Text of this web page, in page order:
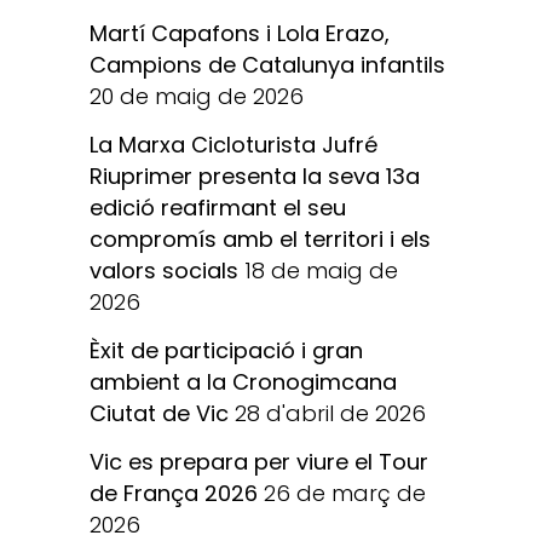
Martí Capafons i Lola Erazo,
Campions de Catalunya infantils
20 de maig de 2026
La Marxa Cicloturista Jufré
Riuprimer presenta la seva 13a
edició reafirmant el seu
compromís amb el territori i els
valors socials 18 de maig de
2026
Èxit de participació i gran
ambient a la Cronogimcana
Ciutat de Vic 28 d'abril de 2026
Vic es prepara per viure el Tour
de França 2026 26 de març de
2026